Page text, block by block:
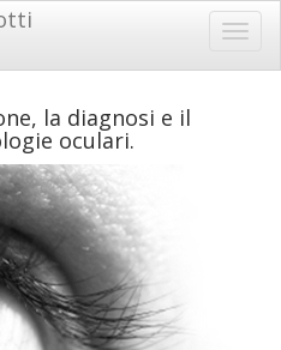
la diagnosi e il
oculari.